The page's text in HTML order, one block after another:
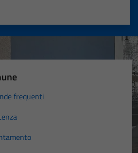
5 stelle su 5
su 5
su 5
5
frequenti